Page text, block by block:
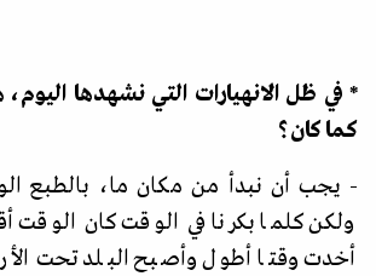
* في ظل الانهيارات التي نشهدها
كما كان؟
- يجب أن نبدأ من مكان ما، بالطبع
ولكن كلما بكرنا في الوقت كان الوقت
أخدت وقتا أطول وأصبح البلد تحت